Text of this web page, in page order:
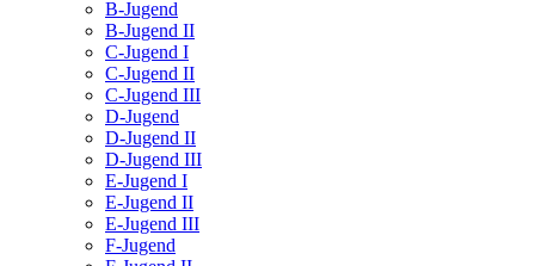
B-Jugend
B-Jugend II
C-Jugend I
C-Jugend II
C-Jugend III
D-Jugend
D-Jugend II
D-Jugend III
E-Jugend I
E-Jugend II
E-Jugend III
F-Jugend